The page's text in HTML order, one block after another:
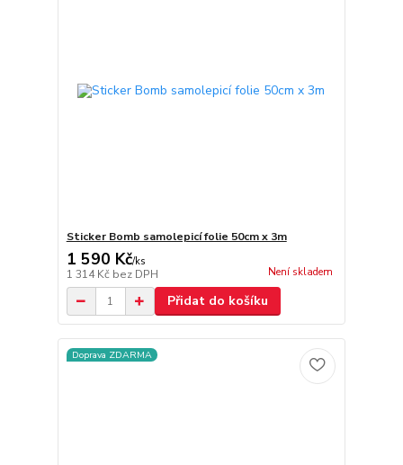
Sticker Bomb samolepicí folie 50cm x 3m
1 590 Kč/ks
1 314 Kč bez DPH Není skladem
Přidat do košíku
Doprava ZDARMA